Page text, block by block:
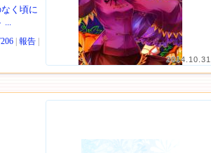
2014.10.31
く頃に
...
報告